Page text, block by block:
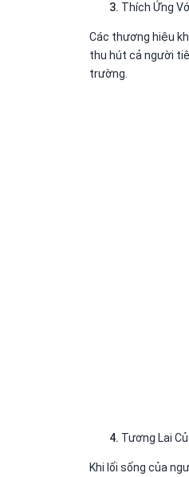
Thích Ứng
Các thương hiệu
thu hút cả người
trường.
Tương Lai
Khi lối sống của